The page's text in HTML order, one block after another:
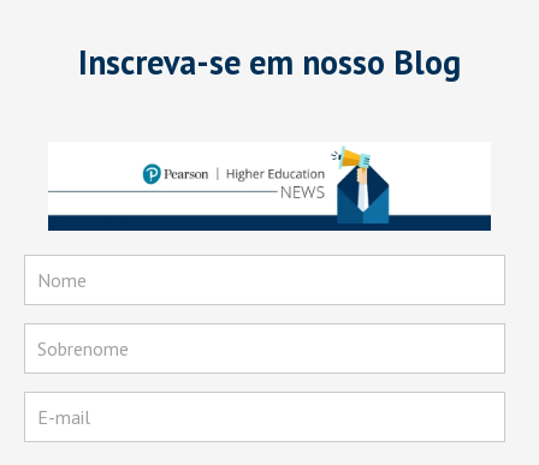
Inscreva-se em nosso Blog